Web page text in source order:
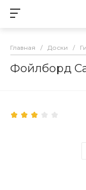
Главная / Доски /
Фойлборд